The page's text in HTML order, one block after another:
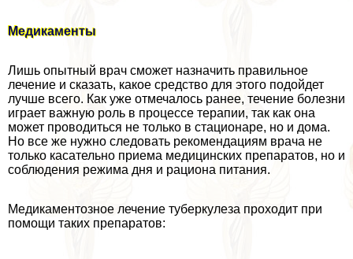
Медикаменты
Лишь опытный врач сможет назначить правильное
лечение и сказать, какое средство для этого подойдет
лучше всего. Как уже отмечалось ранее, течение болезни
играет важную роль в процессе терапии, так как она
может проводиться не только в стационаре, но и дома.
Но все же нужно следовать рекомендациям врача не
только касательно приема медицинских препаратов, но и
соблюдения режима дня и рациона питания.
Медикаментозное лечение туберкулеза проходит при
помощи таких препаратов: